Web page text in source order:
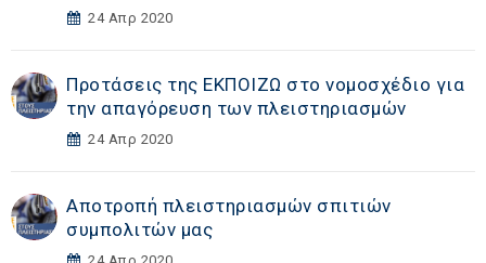
24 Απρ 2020
Προτάσεις της ΕΚΠΟΙΖΩ στο νομοσχέδιο για
την απαγόρευση των πλειστηριασμών
24 Απρ 2020
Αποτροπή πλειστηριασμών σπιτιών
συμπολιτών μας